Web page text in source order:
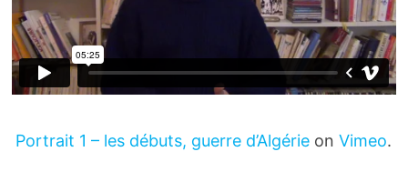
Portrait 1 – les débuts, guerre d’Algérie onVimeo.